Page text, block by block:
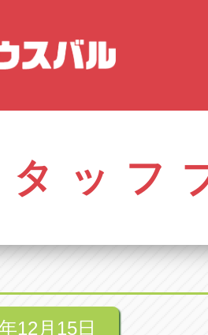
アップル
0561-84-
井市柏井町4-43-1
日井中央店
市美濃池町29-1
タッフ
12月15日